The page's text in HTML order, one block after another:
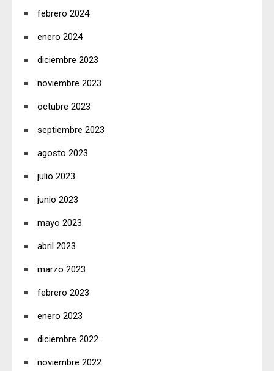
febrero 2024
enero 2024
diciembre 2023
noviembre 2023
octubre 2023
septiembre 2023
agosto 2023
julio 2023
junio 2023
mayo 2023
abril 2023
marzo 2023
febrero 2023
enero 2023
diciembre 2022
noviembre 2022